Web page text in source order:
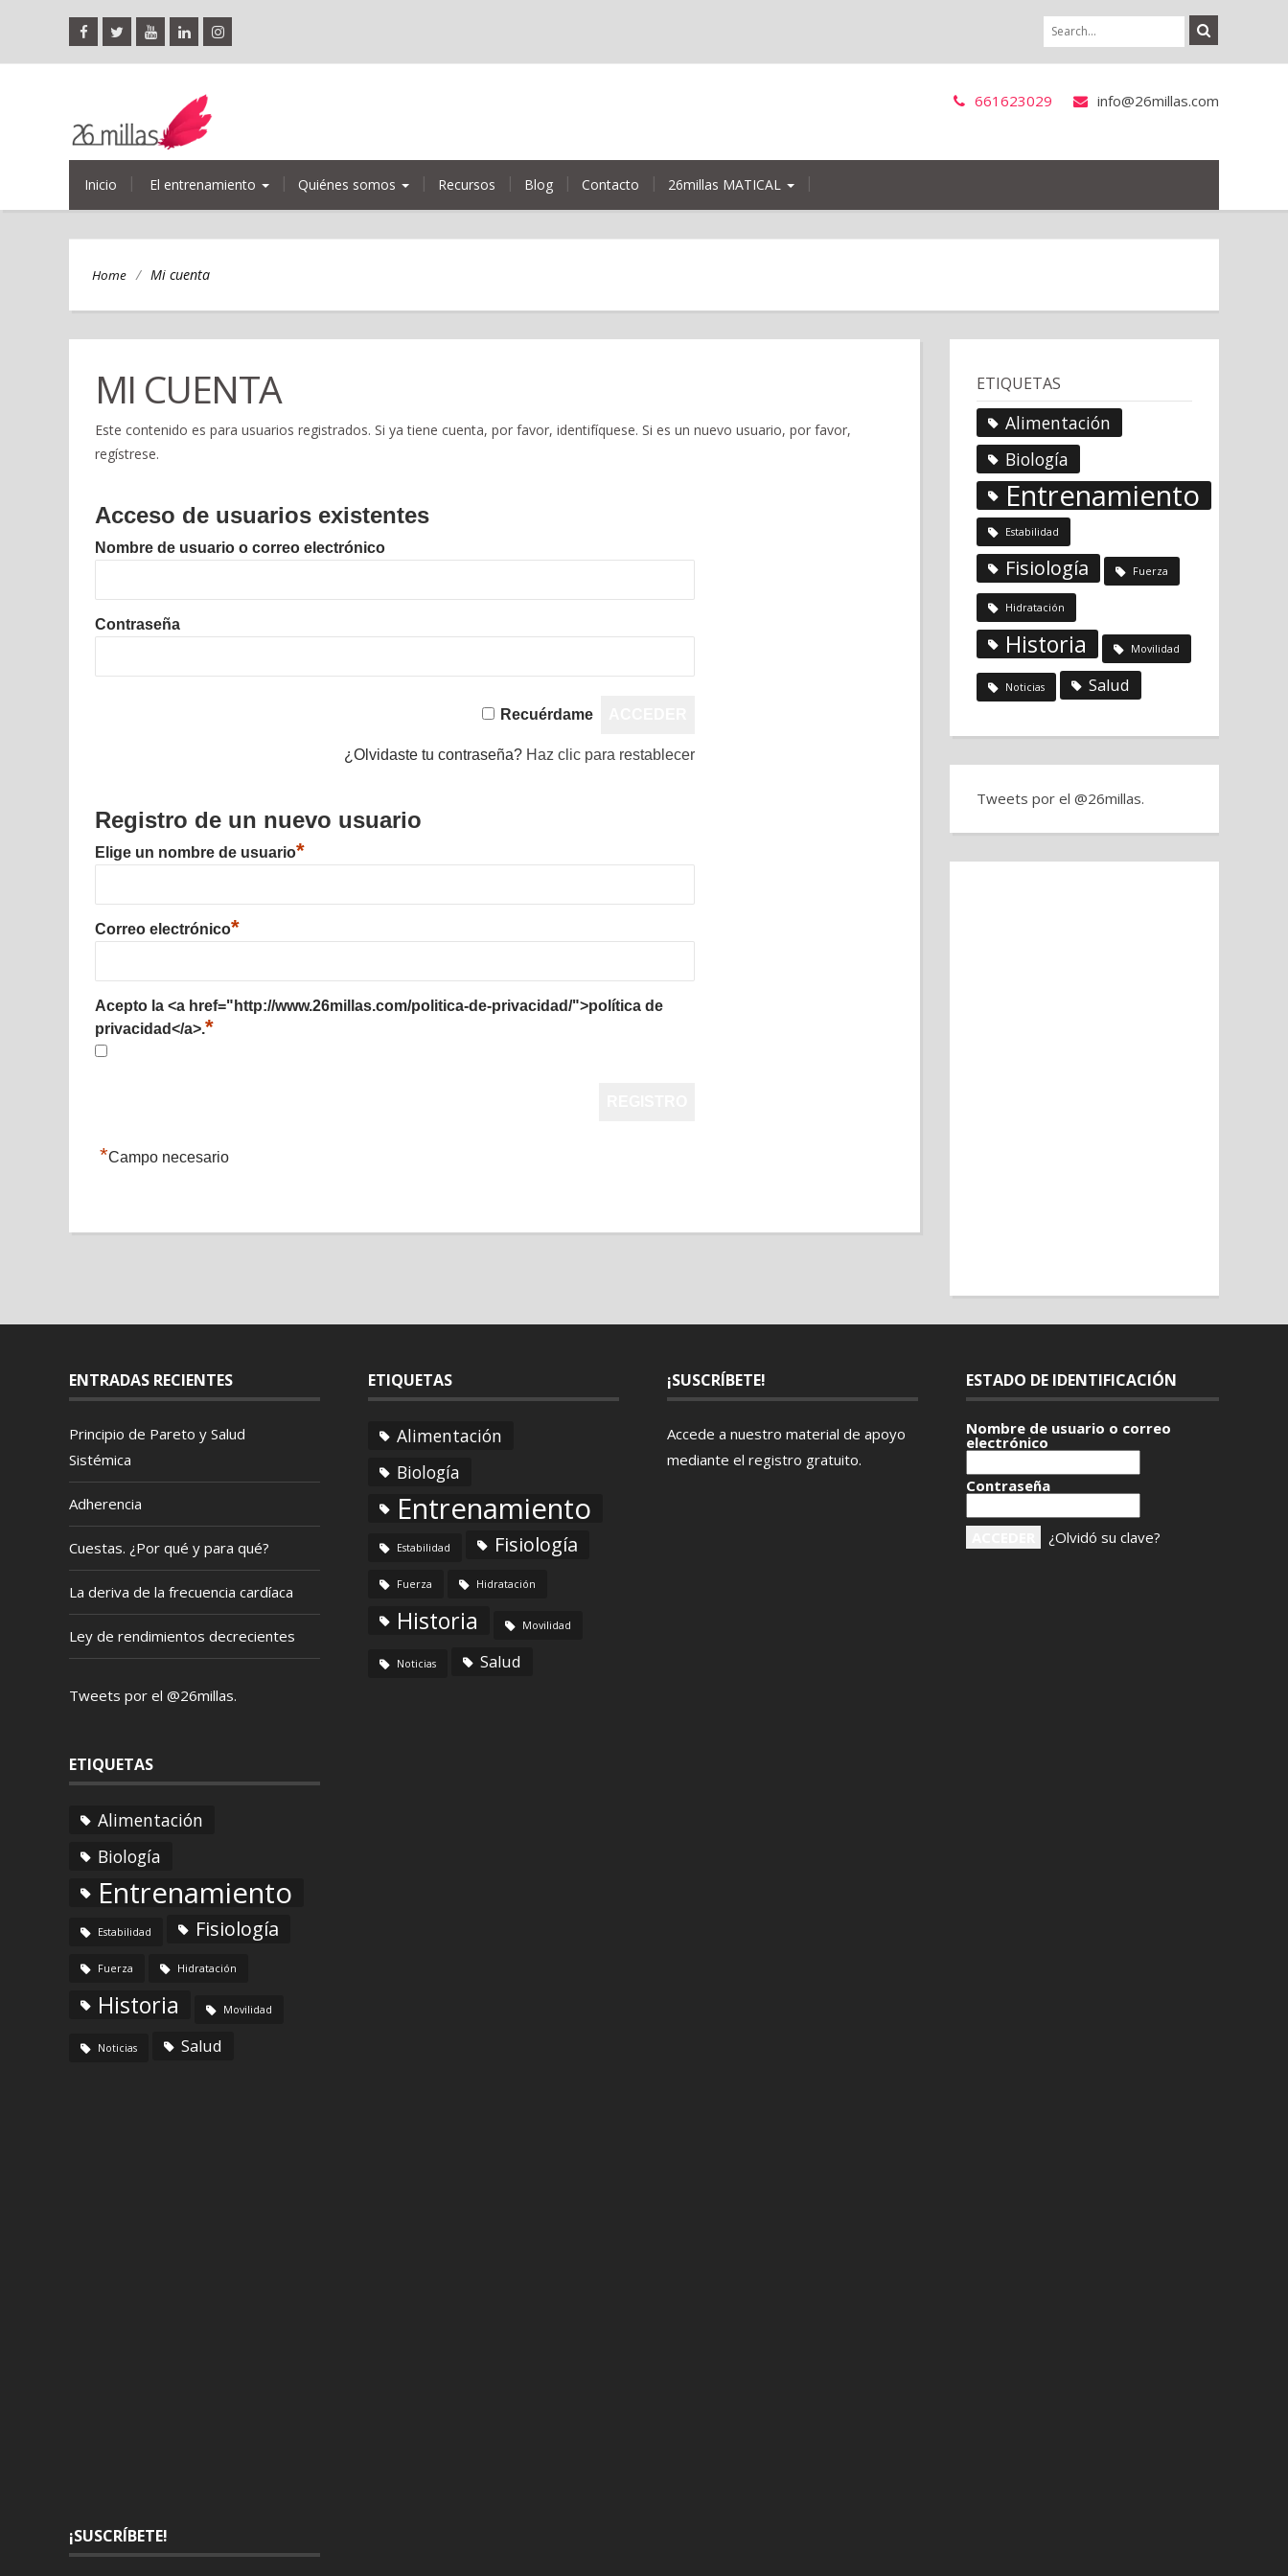
661623029 info@26millas.com
Inicio El entrenamiento Quiénes somos Recursos Blog Contacto 26millas MATICAL
Home / Mi cuenta
MI CUENTA
Este contenido es para usuarios registrados. Si ya tiene cuenta, por favor, identifíquese. Si es un nuevo usuario, por favor,
regístrese.
Acceso de usuarios existentes
Nombre de usuario o correo electrónico
Contraseña
Recuérdame
¿Olvidaste tu contraseña? Haz clic para restablecer
Registro de un nuevo usuario
Elige un nombre de usuario*
Correo electrónico*
Acepto la <a href="http://www.26millas.com/politica-de-privacidad/">política de
privacidad</a>.*
*Campo necesario
ETIQUETAS
Alimentación
Biología
Entrenamiento
Estabilidad
Fisiología Fuerza
Hidratación
Historia Movilidad
Noticias Salud
Tweets por el @26millas.
ENTRADAS RECIENTES
Principio de Pareto y Salud
Sistémica
Adherencia
Cuestas. ¿Por qué y para qué?
La deriva de la frecuencia cardíaca
Ley de rendimientos decrecientes
Tweets por el @26millas.
ETIQUETAS
Alimentación
Biología
Entrenamiento
Estabilidad Fisiología
Fuerza Hidratación
Historia Movilidad
Noticias Salud
¡SUSCRÍBETE!
ETIQUETAS
Alimentación
Biología
Entrenamiento
Estabilidad Fisiología
Fuerza Hidratación
Historia Movilidad
Noticias Salud
¡SUSCRÍBETE!
Accede a nuestro material de apoyo
mediante el registro gratuito.
ESTADO DE IDENTIFICACIÓN
Nombre de usuario o correo
electrónico
Contraseña
¿Olvidó su clave?